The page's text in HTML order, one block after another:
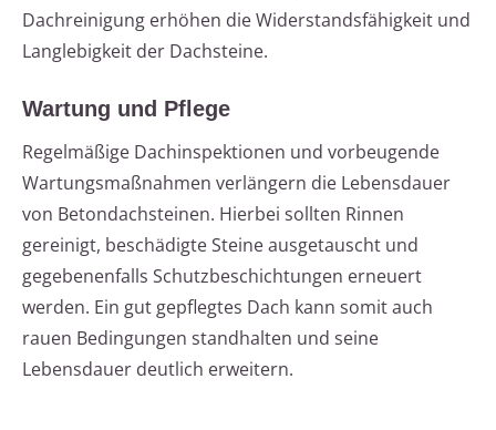
Dachreinigung erhöhen die Widerstandsfähigkeit und
Langlebigkeit der Dachsteine.
Wartung und Pflege
Regelmäßige Dachinspektionen und vorbeugende
Wartungsmaßnahmen verlängern die Lebensdauer
von Betondachsteinen. Hierbei sollten Rinnen
gereinigt, beschädigte Steine ausgetauscht und
gegebenenfalls Schutzbeschichtungen erneuert
werden. Ein gut gepflegtes Dach kann somit auch
rauen Bedingungen standhalten und seine
Lebensdauer deutlich erweitern.